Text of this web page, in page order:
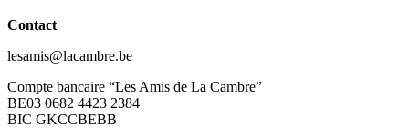
Contact
lesamis@lacambre.be
Compte bancaire “Les Amis de La Cambre”
BE03 0682 4423 2384
BIC GKCCBEBB